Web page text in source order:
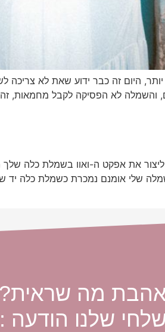
לא הפסיקה לקבל מחמאות, זה
ליצור את אפקט ה-ואוו בשמלת כלה
שלי אומנם נמכרת כשמלת כלה יד
אהבת מה שראית?
שלנו הודעה